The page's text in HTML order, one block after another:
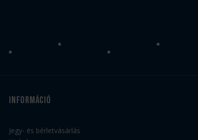
Információ
Jegy- és bérletvásárlás